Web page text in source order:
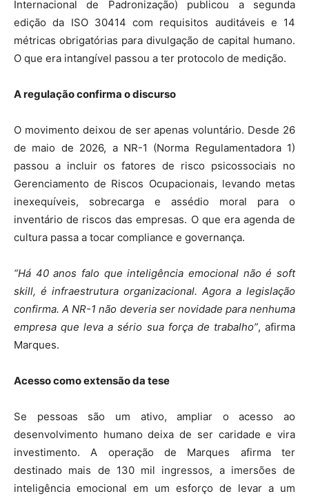
Internacional de Padronização) publicou a segunda
edição da ISO 30414 com requisitos auditáveis e 14
métricas obrigatórias para divulgação de capital humano.
O que era intangível passou a ter protocolo de medição.
A regulação confirma o discurso
O movimento deixou de ser apenas voluntário. Desde 26
de maio de 2026, a NR-1 (Norma Regulamentadora 1)
passou a incluir os fatores de risco psicossociais no
Gerenciamento de Riscos Ocupacionais, levando metas
inexequíveis, sobrecarga e assédio moral para o
inventário de riscos das empresas. O que era agenda de
cultura passa a tocar compliance e governança.
“Há 40 anos falo que inteligência emocional não é soft
skill, é infraestrutura organizacional. Agora a legislação
confirma. A NR-1 não deveria ser novidade para nenhuma
empresa que leva a sério sua força de trabalho”, afirma
Marques.
Acesso como extensão da tese
Se pessoas são um ativo, ampliar o acesso ao
desenvolvimento humano deixa de ser caridade e vira
investimento. A operação de Marques afirma ter
destinado mais de 130 mil ingressos, a imersões de
inteligência emocional em um esforço de levar a um